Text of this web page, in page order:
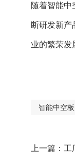
随着智能
断研发新
业的繁荣发
智能中空
上一篇： 工